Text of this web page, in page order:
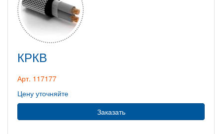
КРКВ
Арт. 117177
Цену уточняйте
Заказать